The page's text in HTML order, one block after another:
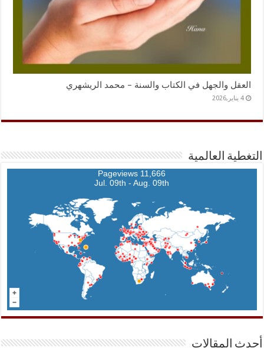
العقل والجهل في الكتاب والسنة – محمد الريشهري
4 يناير,2026
التغطية العالمية
11,666 Pageviews
Jul. 09th - Aug. 09th
أحدث المقالات